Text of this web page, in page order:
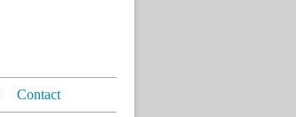
Contact